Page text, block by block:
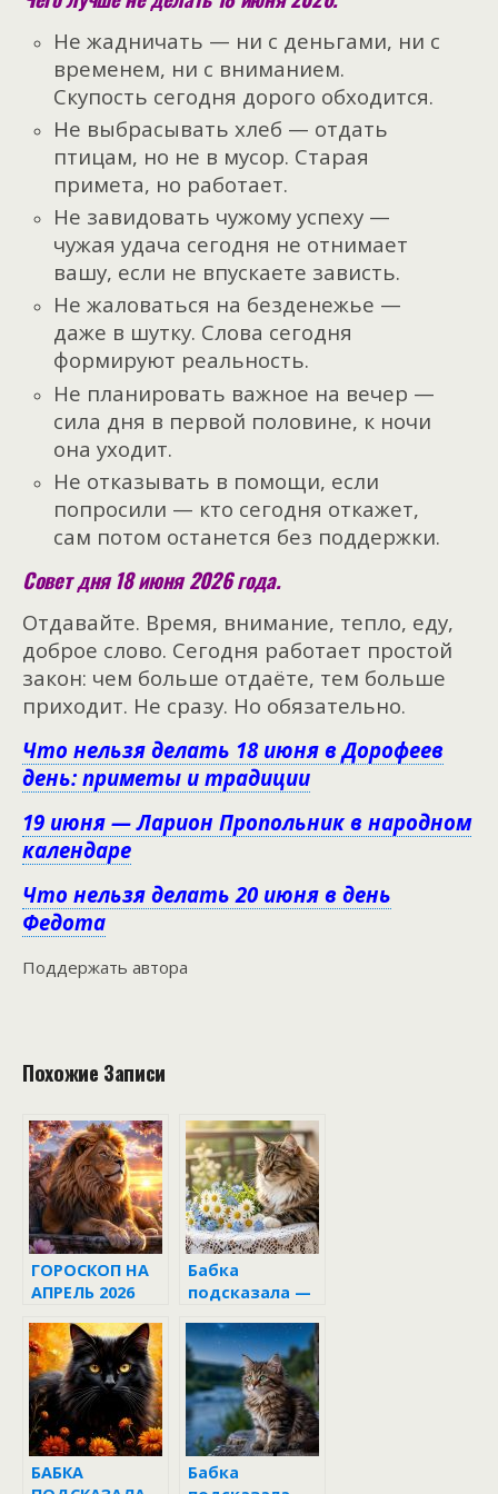
Не жадничать — ни с деньгами, ни с
временем, ни с вниманием.
Скупость сегодня дорого обходится.
Не выбрасывать хлеб — отдать
птицам, но не в мусор. Старая
примета, но работает.
Не завидовать чужому успеху —
чужая удача сегодня не отнимает
вашу, если не впускаете зависть.
Не жаловаться на безденежье —
даже в шутку. Слова сегодня
формируют реальность.
Не планировать важное на вечер —
сила дня в первой половине, к ночи
она уходит.
Не отказывать в помощи, если
попросили — кто сегодня откажет,
сам потом останется без поддержки.
Совет дня 18 июня 2026 года.
Отдавайте. Время, внимание, тепло, еду,
доброе слово. Сегодня работает простой
закон: чем больше отдаёте, тем больше
приходит. Не сразу. Но обязательно.
Что нельзя делать 18 июня в Дорофеев
день: приметы и традиции
19 июня — Ларион Пропольник в народном
календаре
Что нельзя делать 20 июня в день
Федота
Поддержать автора
Похожие Записи
ГОРОСКОП НА
АПРЕЛЬ 2026
Бабка
подсказала —
БАБКА
Бабка